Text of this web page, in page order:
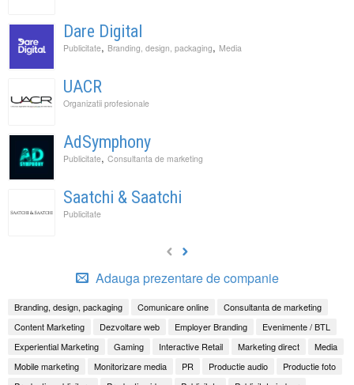
Dare Digital
Publicitate, Branding, design, packaging, Media
UACR
Organizatii profesionale
AdSymphony
Publicitate, Consultanta de marketing
Saatchi & Saatchi
Publicitate
Adauga prezentare de companie
Branding, design, packaging Comunicare online
Consultanta de marketing
Content Marketing
Dezvoltare web Employer Branding
Evenimente / BTL
Experiential Marketing
Gaming Interactive Retail Marketing direct
Media
Mobile marketing
Monitorizare media PR Productie audio
Productie foto